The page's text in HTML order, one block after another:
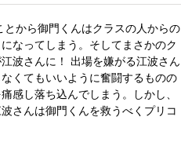
から御門くんはクラスの人からの
なってしまう。そしてまさかのク
波さんに！ 出場を嫌がる江波さん
くてもいいように奮闘するものの
感し落ち込んでしまう。しかし、
さんは御門くんを救うべくプリコ